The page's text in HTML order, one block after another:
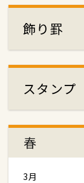
飾り罫
スタンプ
春
3月